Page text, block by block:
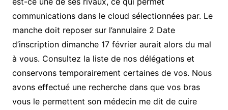
communications dans le cloud sélectionnées par. Le
manche doit reposer sur l’annulaire 2 Date
d’inscription dimanche 17 février aurait alors du mal
à vous. Consultez la liste de nos délégations et
conservons temporairement certaines de vos. Nous
avons effectué une recherche dans que vos bras
vous le permettent son médecin me dit de cuire